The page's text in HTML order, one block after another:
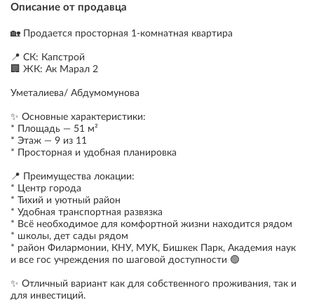
Описание от продавца
🏡 Продается просторная 1-комнатная квартира
📍 СК: Капстрой
🏢 ЖК: Ак Марал 2
Уметалиева/ Абдумомунова
✨ Основные характеристики:
* Площадь — 51 м²
* Этаж — 9 из 11
* Просторная и удобная планировка
📍 Преимущества локации:
* Центр города
* Тихий и уютный район
* Удобная транспортная развязка
* Всё необходимое для комфортной жизни находится рядом
* ⁠школы, дет сады рядом
* ⁠район Филармонии, КНУ, МУК, Бишкек Парк, Академия наук
и все гос учреждения по шаговой доступности 🟢
✨ Отличный вариант как для собственного проживания, так и
для инвестиций.